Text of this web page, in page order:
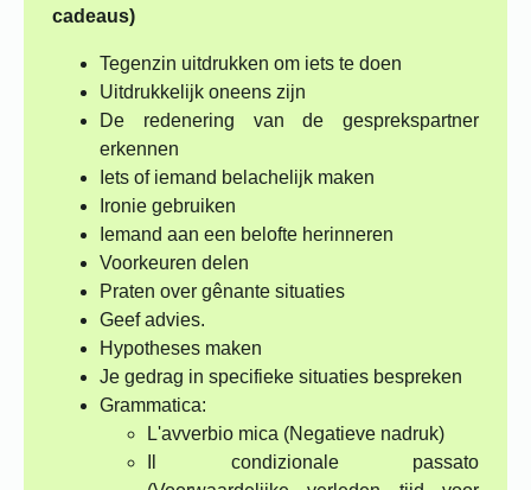
cadeaus)
Tegenzin uitdrukken om iets te doen
Uitdrukkelijk oneens zijn
De redenering van de gesprekspartner
erkennen
Iets of iemand belachelijk maken
Ironie gebruiken
Iemand aan een belofte herinneren
Voorkeuren delen
Praten over gênante situaties
Geef advies.
Hypotheses maken
Je gedrag in specifieke situaties bespreken
Grammatica:
L'avverbio mica (Negatieve nadruk)
Il condizionale passato